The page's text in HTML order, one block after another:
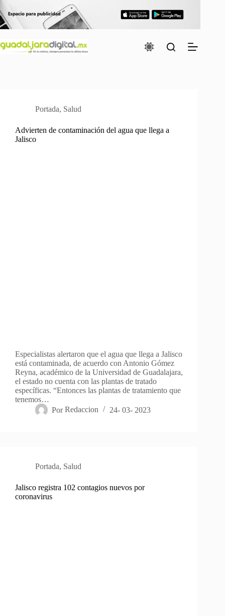
al
contenido
Portada, Salud
Advierten de contaminación del agua que llega a
Jalisco
Especialistas alertaron que el agua que llega a Jalisco
está contaminada, de acuerdo con Antonio Gómez
Reyna, académico de la Universidad de Guadalajara,
el estado no cuenta con las plantas de tratado
específicas. “Entonces las plantas de tratamiento que
tenemos…
Por Redaccion 24- 03- 2023
Portada, Salud
Jalisco registra 102 contagios nuevos por
coronavirus